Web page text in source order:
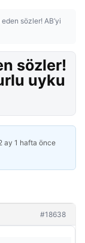
sözler! AB’yi
sözler!
uyku
ay 1 hafta önce
#18638